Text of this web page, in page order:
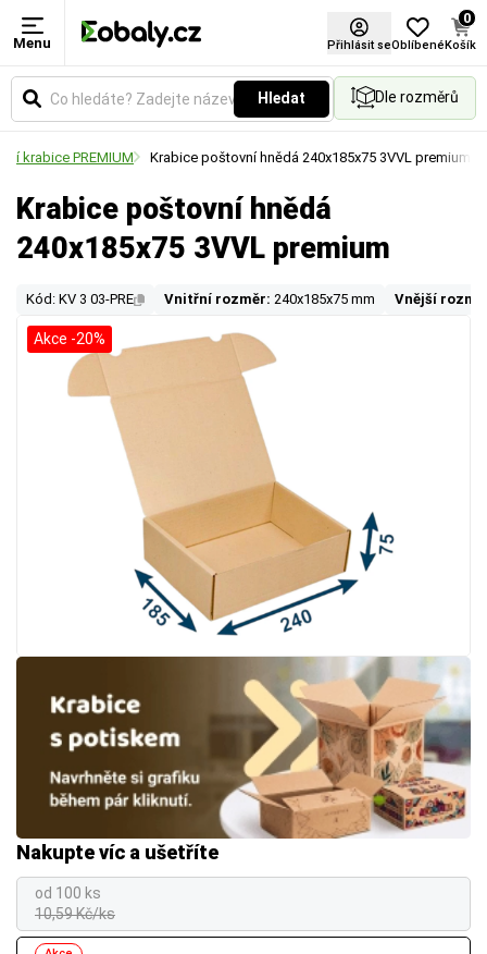
Menu Přihlásit seOblíbené
0
Košík
Hledat Dle rozměrů
krabice PREMIUM Krabice poštovní hnědá 240x185x75 3VVL premium
Krabice poštovní hnědá
240x185x75 3VVL premium
Kód: KV 3 03-PRE Vnitřní rozměr: 240x185x75 mm Vnější
Nakupte víc a ušetříte
od 100 ks
10,59 Kč/ks
Akce -20%